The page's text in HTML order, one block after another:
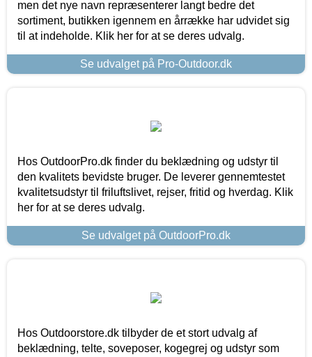
men det nye navn repræsenterer langt bedre det
sortiment, butikken igennem en årrække har udvidet sig
til at indeholde. Klik her for at se deres udvalg.
Se udvalget på Pro-Outdoor.dk
Hos OutdoorPro.dk finder du beklædning og udstyr til
den kvalitets bevidste bruger. De leverer gennemtestet
kvalitetsudstyr til friluftslivet, rejser, fritid og hverdag. Klik
her for at se deres udvalg.
Se udvalget på OutdoorPro.dk
Hos Outdoorstore.dk tilbyder de et stort udvalg af
beklædning, telte, soveposer, kogegrej og udstyr som